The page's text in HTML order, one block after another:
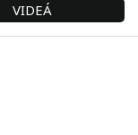
VIDEÁ